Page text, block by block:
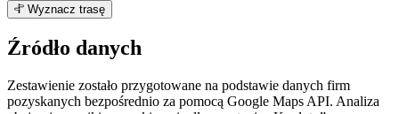
+
−
Wyznacz trasę
Źródło danych
Zestawienie zostało przygotowane na podstawie danych firm
pozyskanych bezpośrednio za pomocą Google Maps API. Analiza